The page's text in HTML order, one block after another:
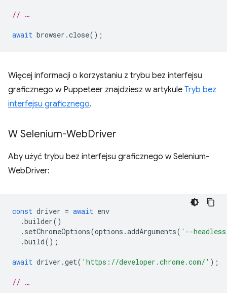
// …
await browser .close();
Więcej informacji o korzystaniu z trybu bez interfejsu
graficznego w Puppeteer znajdziesz w artykule Tryb bez
interfejsu graficznego.
W Selenium-WebDriver
Aby użyć trybu bez interfejsu graficznego w Selenium-
WebDriver:
const driver = await env
.builder()
. setChromeOptions(options .addArguments( '--
.build();
await driver .get( 'https://developer.chrome.com/' );
// …